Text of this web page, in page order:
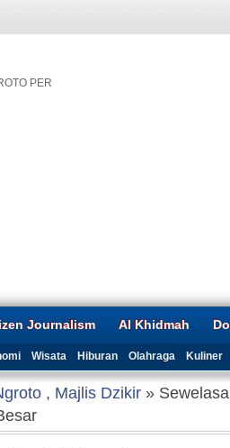
PER
Journalism Al Khidmah
Wisata Hiburan Olahraga Kuliner
, Majlis Dzikir »